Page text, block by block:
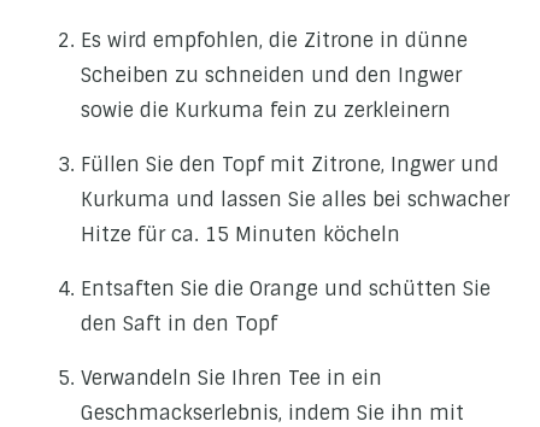
Es wird empfohlen, die Zitrone in dünne
Scheiben zu schneiden und den Ingwer
sowie die Kurkuma fein zu zerkleinern
Füllen Sie den Topf mit Zitrone, Ingwer und
Kurkuma und lassen Sie alles bei schwacher
Hitze für ca. 15 Minuten köcheln
Entsaften Sie die Orange und schütten Sie
den Saft in den Topf
Verwandeln Sie Ihren Tee in ein
Geschmackserlebnis, indem Sie ihn mit